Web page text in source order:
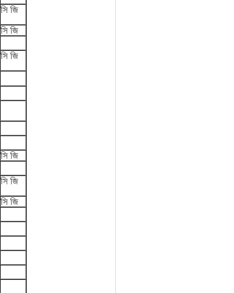
সি জি
সি জি
সি জি
সি জি
সি জি
সি জি